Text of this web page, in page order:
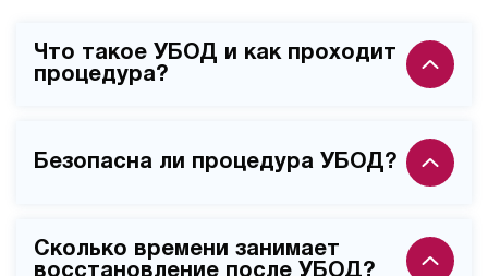
Что такое УБОД и как проходит
процедура?
это современный метод очищения организма от
наркотических веществ, который проводится под
время которой пациент находится под постоянным
наблюдением анестезиолога и нарколога.
Безопасна ли процедура УБОД?
медицинском сопровождении и проведении всех
Сколько времени занимает
восстановление после УБОД?